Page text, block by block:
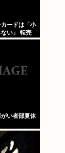
ードは「小
い」 転売
らしい」
い者部夏休